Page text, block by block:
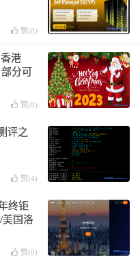
赞(0)
港
分可
赞(0)
评之
赞(4)
终钜
美国洛
赞(0)